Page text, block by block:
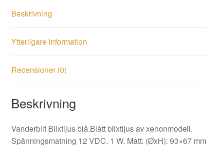
Beskrivning
Ytterligare information
Recensioner (0)
Beskrivning
Vanderbilt Blixtljus blå.Blått blixtljus av xenonmodell.
Spänningsmatning 12 VDC. 1 W. Mått: (ØxH): 93×67 mm